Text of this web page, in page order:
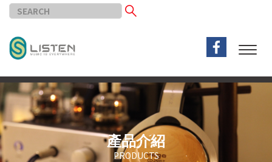
產品介紹
PRODUCTS